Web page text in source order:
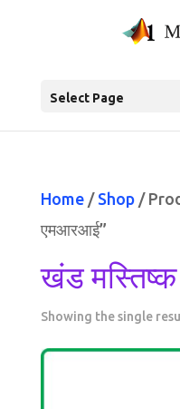
Select Page
Home/ Shop/
एमआरआई”
खंड
Showing the single